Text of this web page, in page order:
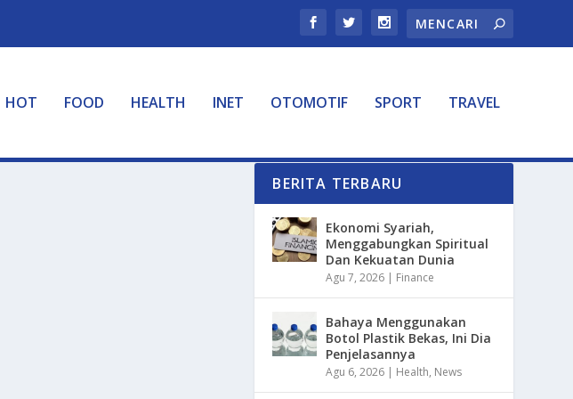
HOT FOOD HEALTH INET OTOMOTIF SPORT TRAVEL
BERITA TERBARU
Ekonomi Syariah,
Menggabungkan Spiritual
Dan Kekuatan Dunia
Agu 7, 2026 | Finance
Bahaya Menggunakan
Botol Plastik Bekas, Ini Dia
Penjelasannya
Agu 6, 2026 | Health, News